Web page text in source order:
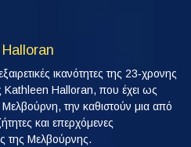
ικανότητες της 23‑χρονης
Kathleen Halloran, που έχει ως
την καθιστούν μια από
και επερχόμενες
της Μελβούρνης.